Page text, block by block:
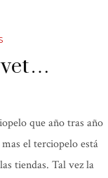
que año tras año
el terciopelo está
tiendas. Tal vez la